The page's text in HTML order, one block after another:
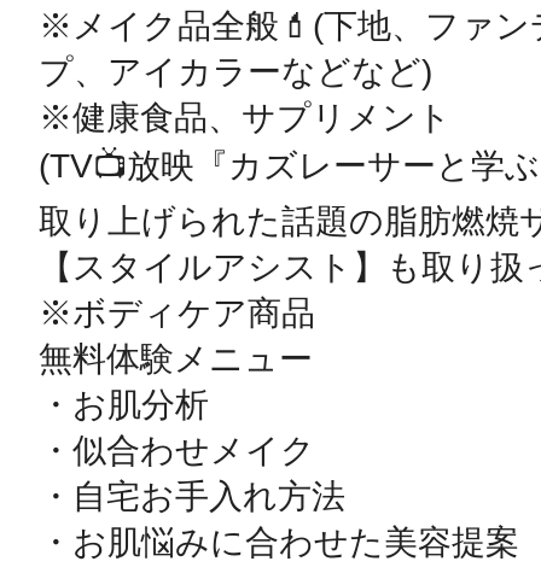
※メイク品全般💄(下地、ファ
プ、アイカラーなどなど)
※健康食品、サプリメント
(TV📺放映『カズレーサーと学
取り上げられた話題の脂肪燃焼
【スタイルアシスト】も取り
※ボディケア商品
無料体験メニュー
・お肌分析
・似合わせメイク
・自宅お手入れ方法
・お肌悩みに合わせた美容提案